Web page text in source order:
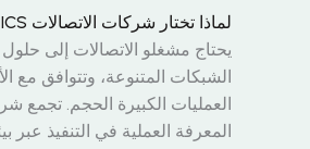
لماذا تختار شركات الاتصالات ICS للاعتراض القانوني
يحتاج مشغلو الاتصالات إلى
الشبكات المتنوعة، وتتوافق مع
المعرفة العملية في التنفيذ عبر